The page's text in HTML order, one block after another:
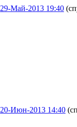
29-Май-2013 19:40
20-Июн-2013 14:40